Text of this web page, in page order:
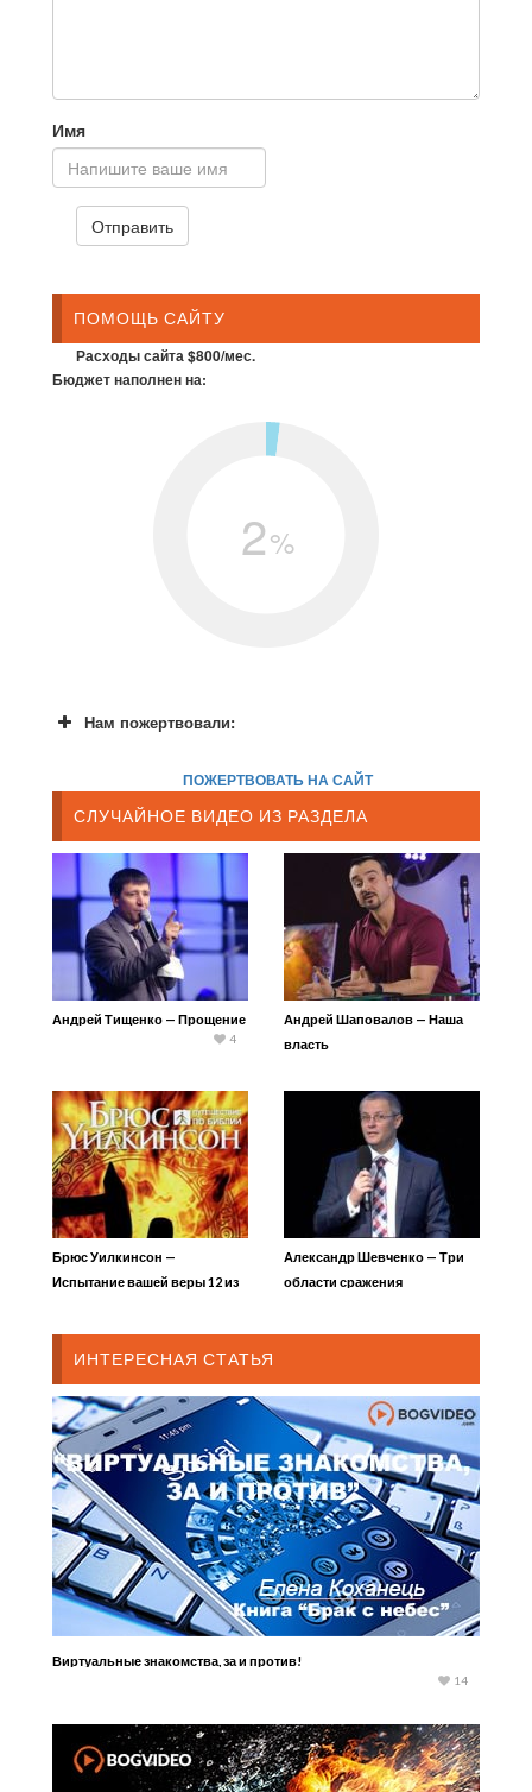
Имя
ПОМОЩЬ САЙТУ
Расходы сайта $800/мес.
Бюджет наполнен на:
2%
Нам пожертвовали:
ПОЖЕРТВОВАТЬ НА САЙТ
СЛУЧАЙНОЕ ВИДЕО ИЗ РАЗДЕЛА
Андрей Тищенко — Прощение
4
Андрей Шаповалов — Наша
власть
Брюс Уилкинсон —
Испытание вашей веры 12 из
Александр Шевченко — Три
области сражения
ИНТЕРЕСНАЯ СТАТЬЯ
Виртуальные знакомства, за и против!
14